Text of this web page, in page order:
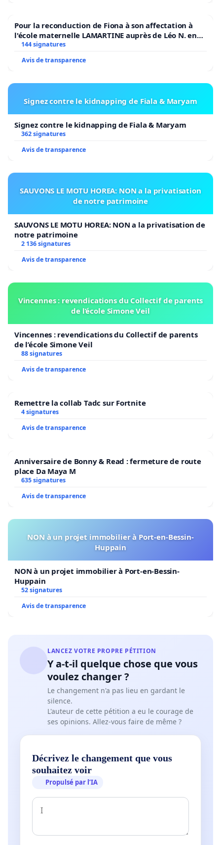
Pour la reconduction de Fiona à son affectation à
l'école maternelle LAMARTINE auprès de Léo N. en
2026/2027
144 signatures
Avis de transparence
Signez contre le kidnapping de Fiala & Maryam
Signez contre le kidnapping de Fiala & Maryam
362 signatures
Avis de transparence
SAUVONS LE MOTU HOREA: NON a la privatisation
de notre patrimoine
SAUVONS LE MOTU HOREA: NON a la privatisation de
notre patrimoine
2 136 signatures
Avis de transparence
Vincennes : revendications du Collectif de parents
de l’école Simone Veil
Vincennes : revendications du Collectif de parents
de l’école Simone Veil
88 signatures
Avis de transparence
Remettre la collab Tadc sur Fortnite
4 signatures
Avis de transparence
Anniversaire de Bonny & Read : fermeture de route
place Da Maya M
635 signatures
Avis de transparence
NON à un projet immobilier à Port-en-Bessin-
Huppain
NON à un projet immobilier à Port-en-Bessin-
Huppain
52 signatures
Avis de transparence
LANCEZ VOTRE PROPRE PÉTITION
Y a-t-il quelque chose que vous
voulez changer ?
Le changement n'a pas lieu en gardant le
silence.
L'auteur de cette pétition a eu le courage de
ses opinions. Allez-vous faire de même ?
Décrivez le changement que vous
souhaitez voir
Propulsé par l’IA